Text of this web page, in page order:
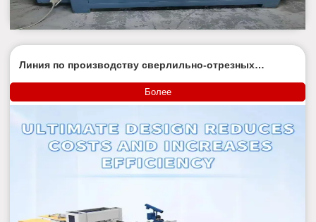
Линия по производству сверлильно-отрезных
Более